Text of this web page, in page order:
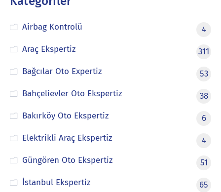
Airbag Kontrolü
4
Araç Ekspertiz
311
Bağcılar Oto Expertiz
53
Bahçelievler Oto Ekspertiz
38
Bakırköy Oto Ekspertiz
6
Elektrikli Araç Ekspertiz
4
Güngören Oto Ekspertiz
51
İstanbul Ekspertiz
65